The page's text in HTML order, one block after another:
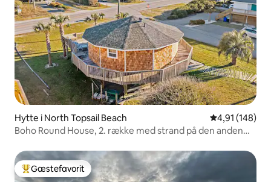
Hytte i North Topsail Beach 4,91 ud af 5 i
4,91 (148)
Boho Round House, 2. række med strand på den anden
Bedste gæstefavorit
Gæstefavorit